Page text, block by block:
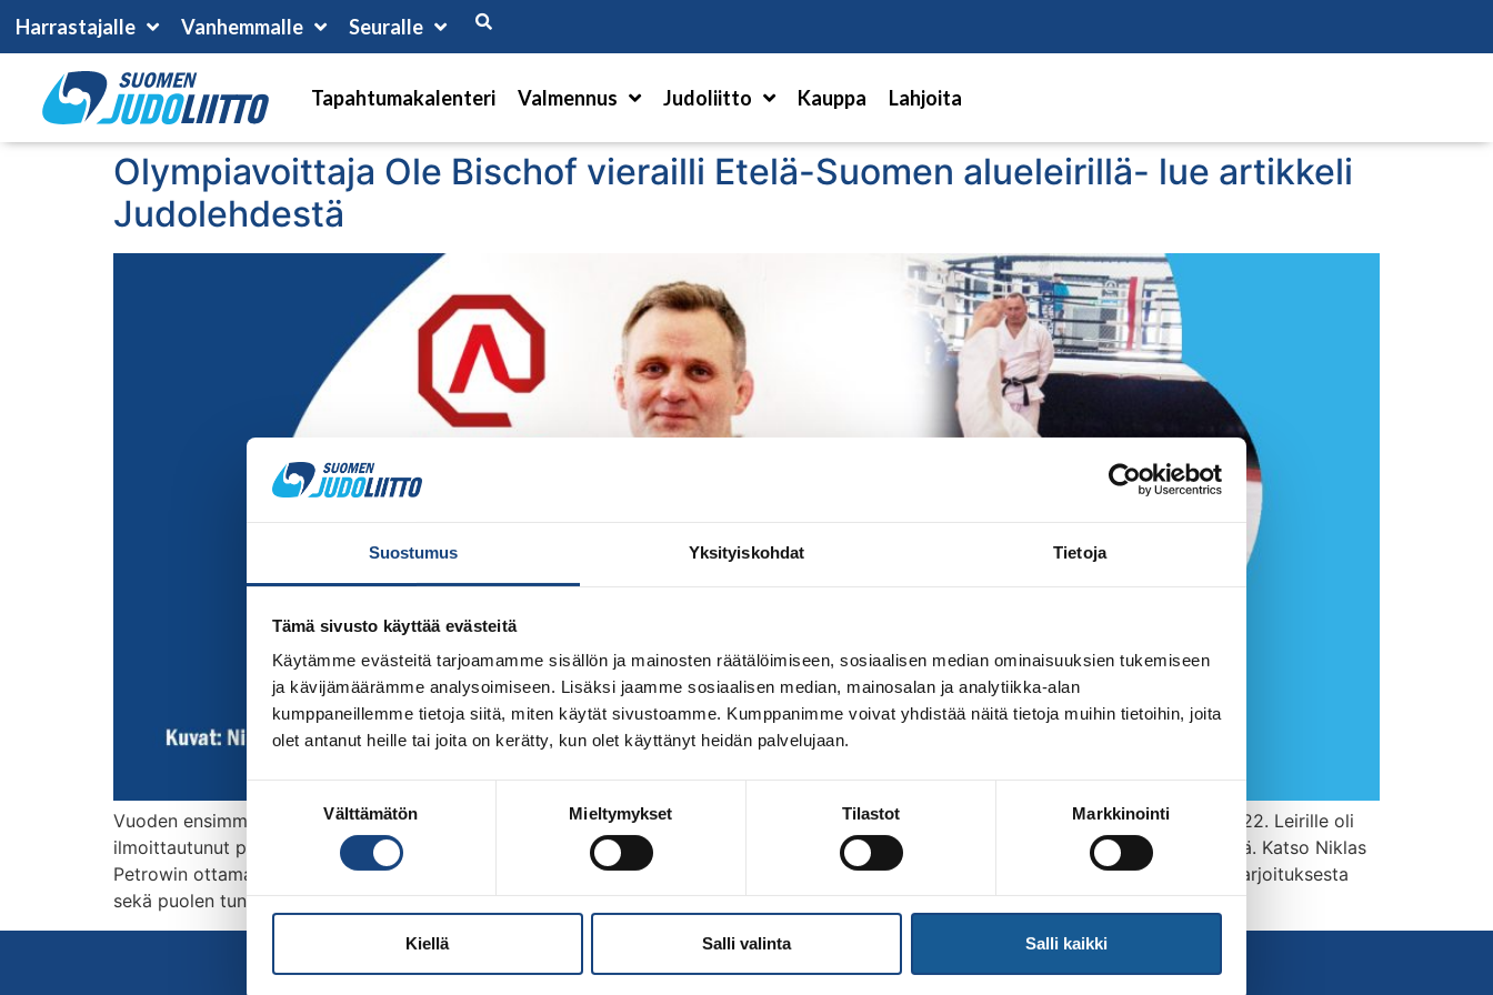
Suostumus Yksityiskohdat Tietoja
Tämä sivusto käyttää evästeitä
Käytämme evästeitä tarjoamamme sisällön ja mainosten räätälöimiseen, sosiaalisen median ominaisuuksien tukemiseen
ja kävijämäärämme analysoimiseen. Lisäksi jaamme sosiaalisen median, mainosalan ja analytiikka-alan
kumppaneillemme tietoja siitä, miten käytät sivustoamme. Kumppanimme voivat yhdistää näitä tietoja muihin tietoihin, joita
olet antanut heille tai joita on kerätty, kun olet käyttänyt heidän palvelujaan.
valinta
Välttämätön Mieltymykset Tilastot Markkinointi
Kiellä Salli valinta Salli kaikki
Harrastajalle Vanhemmalle Seuralle
Tapahtumakalenteri Valmennus Judoliitto Kauppa Lahjoita
Olympiavoittaja Ole Bischof vierailli Etelä-Suomen alueleirillä- lue artikkeli
Judolehdestä
Vuoden ensimmäinen Etelä-Suomen Judo ry:n alueleiri pidettiin Keravalla Ahjo Training Centerin (ATC) järjestämänä lauantaina 12.3.2022. Leirille oli
ilmoittautunut peräti 120 judokaa, joista 70 aikuista. Lue Hector Chuaquin kirjoittama mukaansa tempaava artikkeli Judolehdestä täältä. Katso Niklas
Petrowin ottamat valokuvat alta. Tehokas leiripäivä tarjosi judoa eri kohderyhmille Leiripäivän ohjelma oli tiivis ja se koostui neljästä harjoituksesta
sekä puolen tunnin valmentajakohtaamisesta harjoitusten […]